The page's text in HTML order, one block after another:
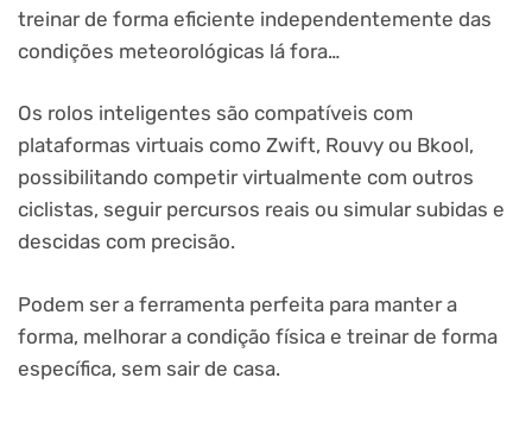
treinar de forma eficiente independentemente das
condições meteorológicas lá fora…
Os rolos inteligentes são compatíveis com
plataformas virtuais como Zwift, Rouvy ou Bkool,
possibilitando competir virtualmente com outros
ciclistas, seguir percursos reais ou simular subidas e
descidas com precisão.
Podem ser a ferramenta perfeita para manter a
forma, melhorar a condição física e treinar de forma
específica, sem sair de casa.